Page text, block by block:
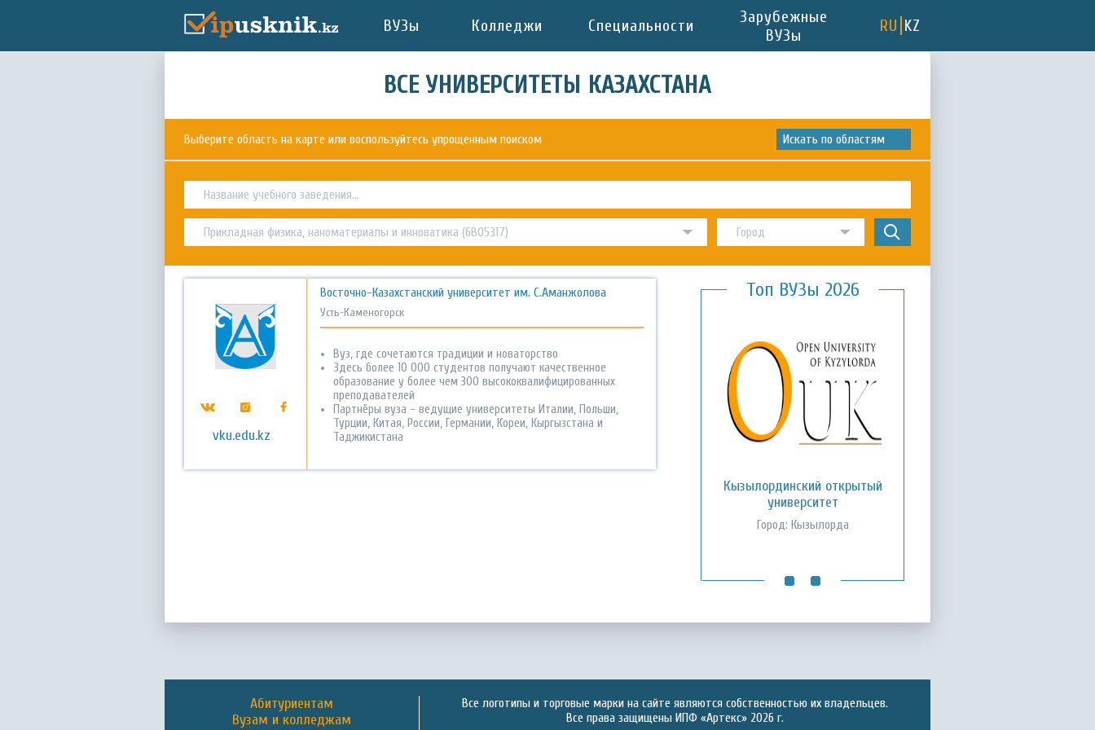
ВУЗы Колледжи Специальности
Зарубежные
ВУЗы
RU KZ
ВСЕ УНИВЕРСИТЕТЫ КАЗАХСТАНА
Выберите область на карте или воспользуйтесь упрощенным поиском Искать по областям
vku.edu.kz
Восточно-Казахстанский университет им. С.Аманжолова
Усть-Каменогорск
Вуз, где сочетаются традиции и новаторство
Здесь более 10 000 студентов получают качественное
образование у более чем 300 высококвалифицированных
преподавателей
Партнёры вуза - ведущие университеты Италии, Польши,
Турции, Китая, России, Германии, Кореи, Кыргызстана и
Таджикистана
Топ ВУЗы 2026
Кызылординский открытый
университет
Город: Кызылорда
Международный казахско-
турецкий университет им.
Х.А. Ясави
Абитуриентам
Вузам и колледжам
Все логотипы и торговые марки на сайте являются собственностью их владельцев.
Все права защищены ИПФ «Артекс» 2026 г.